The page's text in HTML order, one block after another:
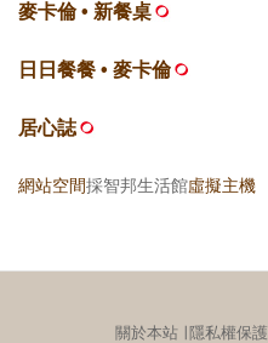
麥卡倫 • 新餐桌
日日餐餐 • 麥卡倫
居心誌
網站空間採智邦生活館虛擬主機
關於本站 ∣隱私權保護